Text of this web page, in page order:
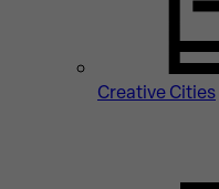
Creative Cities